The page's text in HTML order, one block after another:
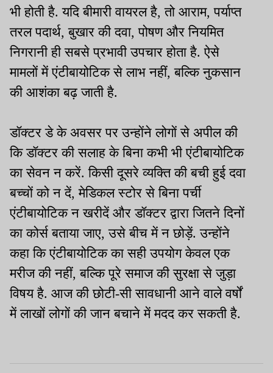
भी होती है. यदि बीमारी वायरल है, तो आराम, पर्याप्त
तरल पदार्थ, बुखार की दवा, पोषण और नियमित
निगरानी ही सबसे प्रभावी उपचार होता है. ऐसे
मामलों में एंटीबायोटिक से लाभ नहीं, बल्कि नुकसान
की आशंका बढ़ जाती है.
डॉक्टर डे के अवसर पर उन्होंने लोगों से अपील की
कि डॉक्टर की सलाह के बिना कभी भी एंटीबायोटिक
का सेवन न करें. किसी दूसरे व्यक्ति की बची हुई दवा
बच्चों को न दें, मेडिकल स्टोर से बिना पर्ची
एंटीबायोटिक न खरीदें और डॉक्टर द्वारा जितने दिनों
का कोर्स बताया जाए, उसे बीच में न छोड़ें. उन्होंने
कहा कि एंटीबायोटिक का सही उपयोग केवल एक
मरीज की नहीं, बल्कि पूरे समाज की सुरक्षा से जुड़ा
विषय है. आज की छोटी-सी सावधानी आने वाले वर्षों
में लाखों लोगों की जान बचाने में मदद कर सकती है.